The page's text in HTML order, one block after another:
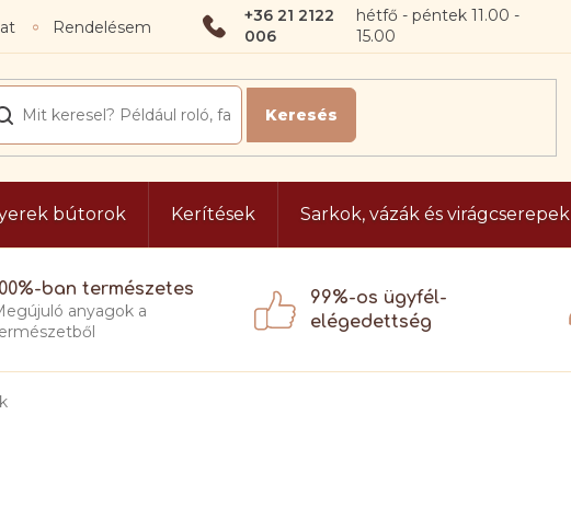
+36 21 2122
006
Rendelésem
bútorok Kerítések Sarkok, vázák és virágcserepek
ban természetes
anyagok a
99%-os ügyfél-
elégedettség